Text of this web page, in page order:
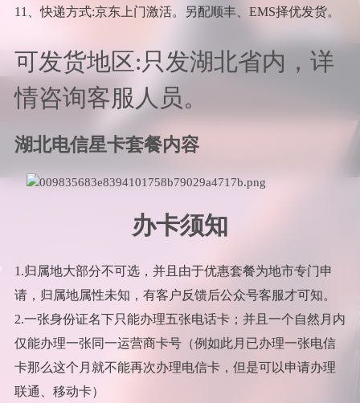
11、快递方式:京东上门激活。另配顺丰、EMS择优发货。
可发货地区:只发湖北省内，详
情咨询客服人员。
湖北电信星卡套餐内容
办卡须知
1.归属地大部分不可选，并且由于优惠套餐为地市专门申
请，归属地属性未知，有客户反馈后公众号客服才可知。
2.一张身份证名下只能办理五张电话卡；并且一个自然月内
仅能办理一张同一运营商卡号（例如此月已办理一张电信
卡那么这个月就不能再次办理电信卡，但是可以申请办理
联通、移动卡）